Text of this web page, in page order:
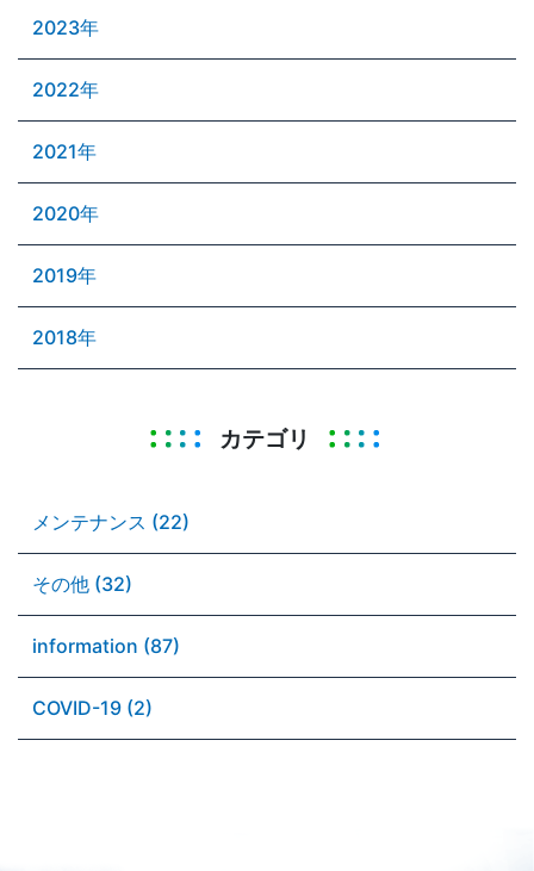
2023年
2022年
2021年
2020年
2019年
2018年
カテゴリ
メンテナンス (22)
その他 (32)
information (87)
COVID-19 (2)